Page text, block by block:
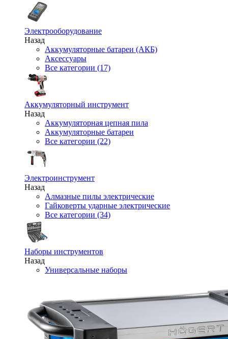
Электрооборудование
Назад
Аккумуляторные батареи (АКБ)
Аксессуары
Все категории (17)
Аккумуляторный инструмент
Назад
Аккумуляторная цепная пила
Аккумуляторные батареи
Все категории (22)
Электроинструмент
Назад
Алмазные пилы электрические
Гайковерты ударные электрические
Все категории (34)
Наборы инструментов
Назад
Универсальные наборы